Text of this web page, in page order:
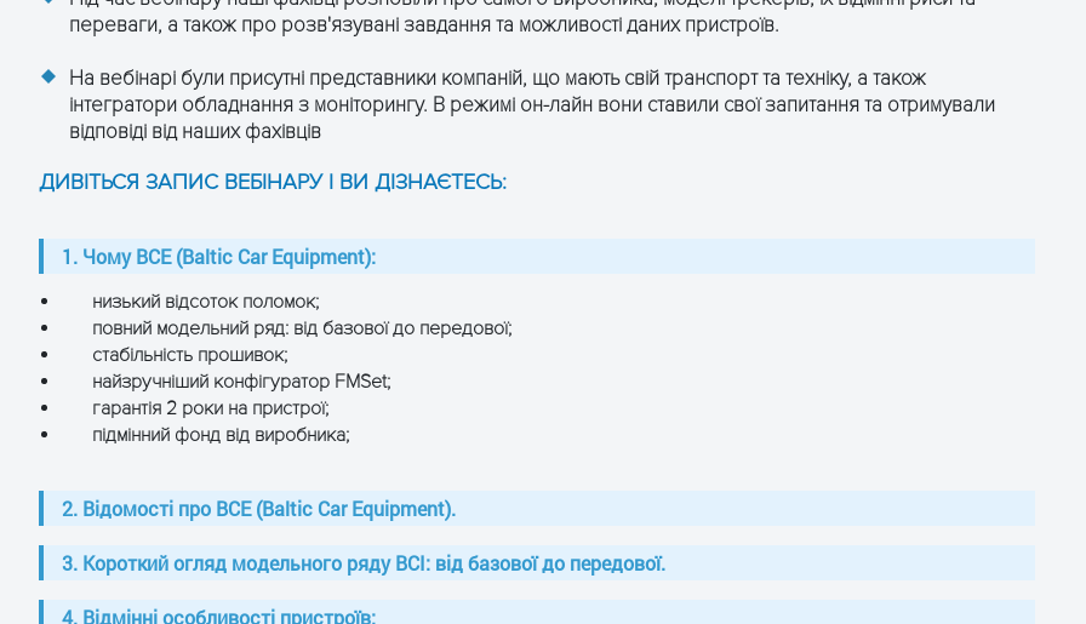
переваги, а також про розв'язувані завдання та можливості даних пристроїв.
На вебінарі були присутні представники компаній, що мають свій транспорт та техніку, а також
інтегратори обладнання з моніторингу. В режимі он-лайн вони ставили свої запитання та отримували
відповіді від наших фахівців
ДИВІТЬСЯ ЗАПИС ВЕБІНАРУ І ВИ ДІЗНАЄТЕСЬ:
1. Чому BCE (Baltic Car Equipment):
низький відсоток поломок;
повний модельний ряд: від базової до передової;
стабільність прошивок;
найзручніший конфігуратор FMSet;
гарантія 2 роки на пристрої;
підмінний фонд від виробника;
2. Відомості про BCE (Baltic Car Equipment).
3. Короткий огляд модельного ряду ВСІ: від базової до передової.
4. Відмінні особливості пристроїв: